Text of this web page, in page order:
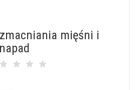
mięśni i